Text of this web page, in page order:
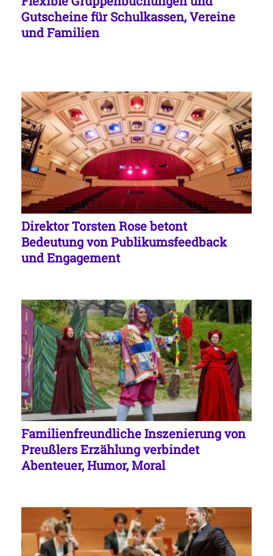
Gutscheine für Schulkassen, Vereine
und Familien
Direktor Torsten Rose betont
Bedeutung von Publikumsfeedback
und Engagement
Familienfreundliche Inszenierung von
Preußlers Erzählung verbindet
Abenteuer, Humor, Moral